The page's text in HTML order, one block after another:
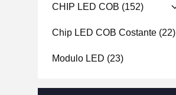
CHIP LED COB (152)
Chip LED COB Costante (22)
Modulo LED (23)